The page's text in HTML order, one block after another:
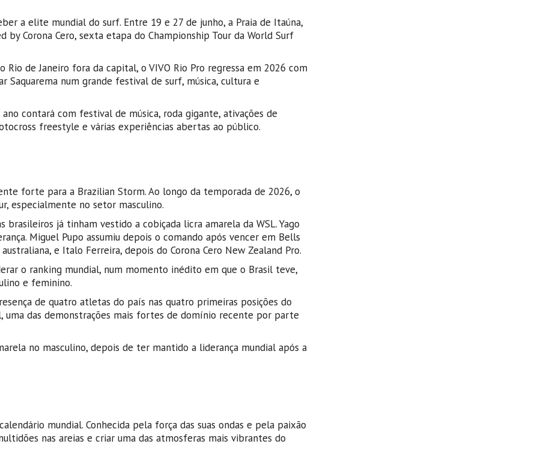
a elite mundial do surf. Entre 19 e 27 de junho, a Praia de Itaúna,
by Corona Cero, sexta etapa do Championship Tour da World Surf
de Janeiro fora da capital, o VIVO Rio Pro regressa em 2026 com
Saquarema num grande festival de surf, música, cultura e
contará com festival de música, roda gigante, ativações de
freestyle e várias experiências abertas ao público.
forte para a Brazilian Storm. Ao longo da temporada de 2026, o
especialmente no setor masculino.
já tinham vestido a cobiçada licra amarela da WSL. Yago
Miguel Pupo assumiu depois o comando após vencer em Bells
e Italo Ferreira, depois do Corona Cero New Zealand Pro.
o ranking mundial, num momento inédito em que o Brasil teve,
e feminino.
de quatro atletas do país nas quatro primeiras posições do
uma das demonstrações mais fortes de domínio recente por parte
no masculino, depois de ter mantido a liderança mundial após a
mundial. Conhecida pela força das suas ondas e pela paixão
nas areias e criar uma das atmosferas mais vibrantes do